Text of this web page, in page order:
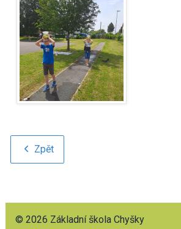
Zpět
© 2026 Základní škola Chyšky